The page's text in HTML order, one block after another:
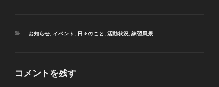
カ
お知らせ, イベント, 日々のこと, 活動状況, 練習風景
コメントを残す